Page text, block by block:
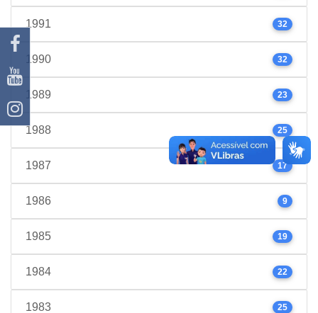
1991 32
1990 32
1989 23
1988 25
1987 17
1986 9
1985 19
1984 22
1983 25